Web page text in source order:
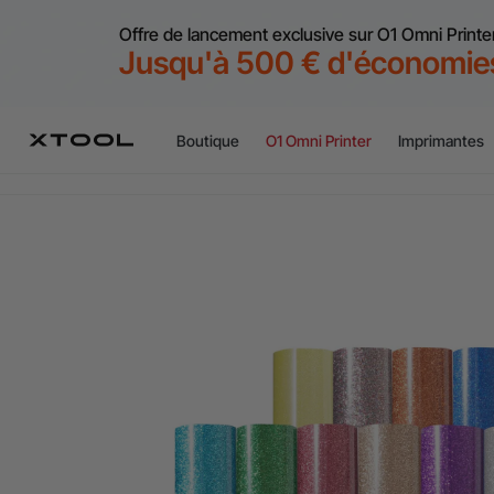
Offre de lancement exclusive sur O1 Omni
Jusqu'à 500 €
Boutique O1 Omni Printer Imprimantes